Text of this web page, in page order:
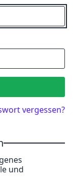
vergessen?
und